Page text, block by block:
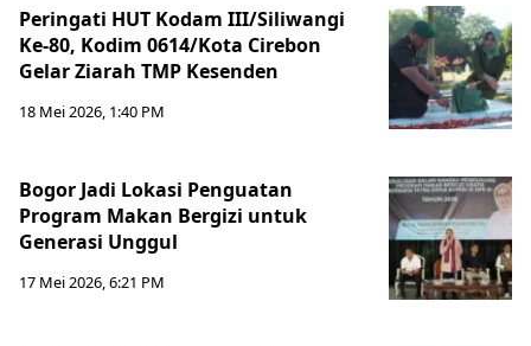
Peringati HUT Kodam III/Siliwangi
Ke-80, Kodim 0614/Kota Cirebon
Gelar Ziarah TMP Kesenden
18 Mei 2026, 1:40 PM
Bogor Jadi Lokasi Penguatan
Program Makan Bergizi untuk
Generasi Unggul
17 Mei 2026, 6:21 PM